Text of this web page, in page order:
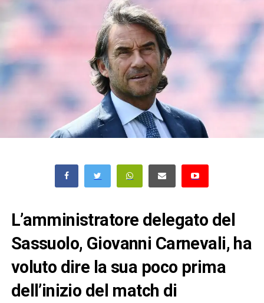
L’amministratore delegato del
Sassuolo, Giovanni Carnevali, ha
voluto dire la sua poco prima
dell’inizio del match di